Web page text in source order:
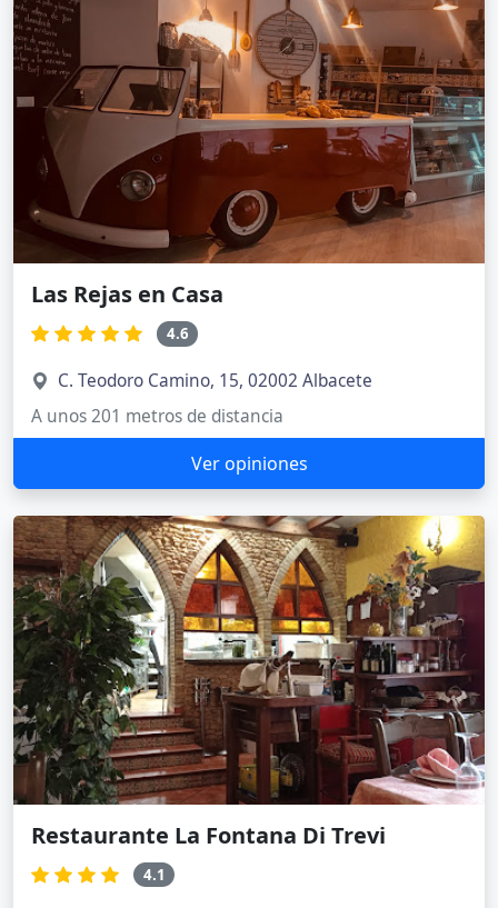
Las Rejas en Casa
4.6
C. Teodoro Camino, 15, 02002 Albacete
A unos 201 metros de distancia
Ver opiniones
Restaurante La Fontana Di Trevi
4.1